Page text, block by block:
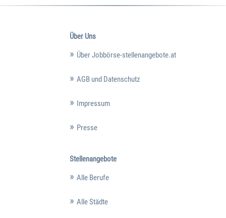
Über Uns
Über Jobbörse-stellenangebote.at
AGB und Datenschutz
Impressum
Presse
Stellenangebote
Alle Berufe
Alle Städte